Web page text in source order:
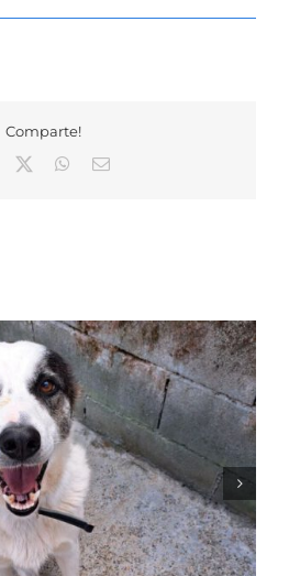
Comparte!
Facebook
WhatsApp
Correo
NALA